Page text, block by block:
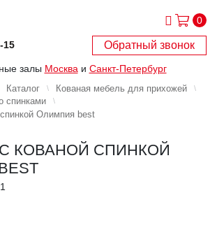
0
15 Обратный звонок
залы Москва и Санкт-Петербург
Каталог
Кованая мебель для прихожей
спинками
Олимпия best
КОВАНОЙ СПИНКОЙ